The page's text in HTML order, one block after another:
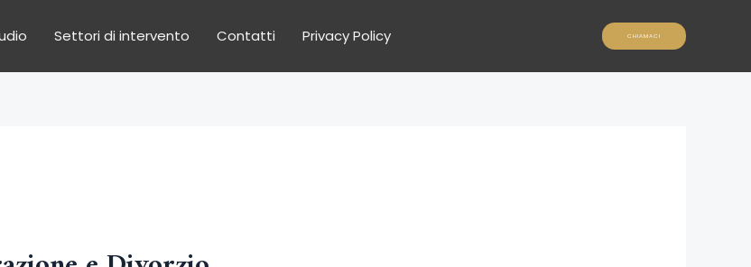
Settori di intervento Contatti Privacy Policy CHIAMACI